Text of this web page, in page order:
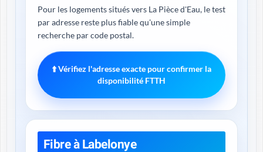
Pour les logements situés vers La Pièce d'Eau, le test
par adresse reste plus fiable qu'une simple
recherche par code postal.
⬆️ Vérifiez l'adresse exacte pour confirmer la
disponibilité FTTH
Fibre à Labelonye